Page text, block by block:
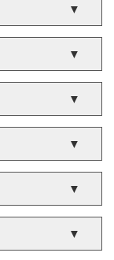
▼
▼
▼
▼
▼
▼